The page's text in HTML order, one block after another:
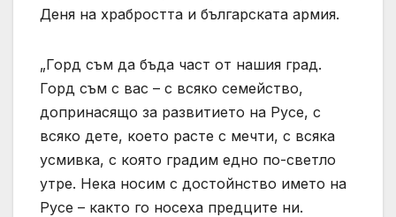
Деня на храбростта и българската армия.
„Горд съм да бъда част от нашия град.
Горд съм с вас – с всяко семейство,
допринасящо за развитието на Русе, с
всяко дете, което расте с мечти, с всяка
усмивка, с която градим едно по-светло
утре. Нека носим с достойнство името на
Русе – както го носеха предците ни.